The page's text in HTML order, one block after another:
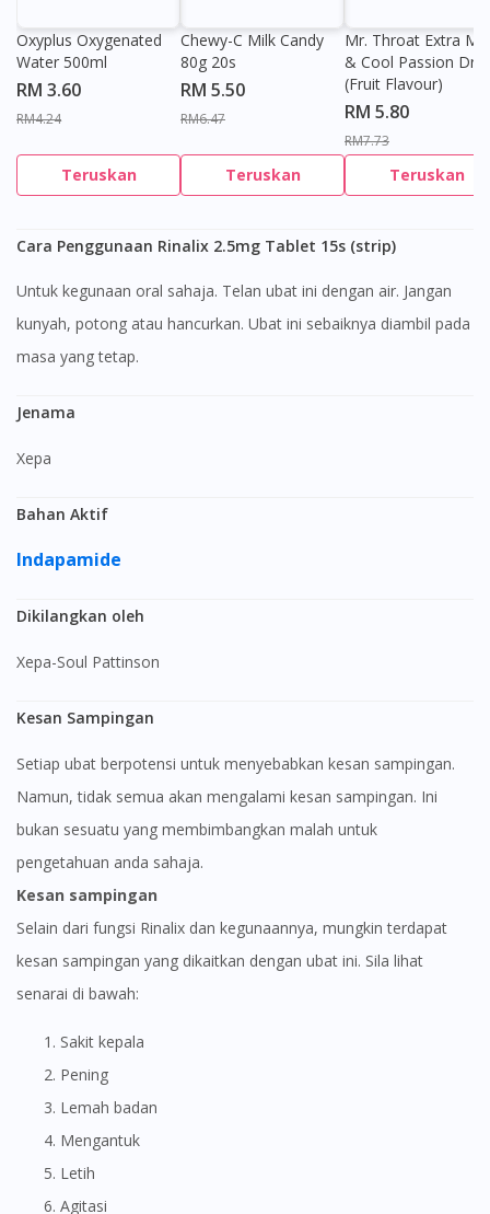
Oxyplus Oxygenated
Water 500ml
RM 3.60
RM4.24
Teruskan
Chewy-C Milk Candy
80g 20s
RM 5.50
RM6.47
Teruskan
Mr. Throat Extra
& Cool Passion
(Fruit Flavour)
RM 5.80
RM7.73
Teruskan
Cara Penggunaan Rinalix 2.5mg Tablet 15s (strip)
Untuk kegunaan oral sahaja. Telan ubat ini dengan air. Jangan
kunyah, potong atau hancurkan. Ubat ini sebaiknya diambil pada
masa yang tetap.
Jenama
Xepa
Bahan Aktif
Indapamide
Dikilangkan oleh
Xepa-Soul Pattinson
Kesan Sampingan
Setiap ubat berpotensi untuk menyebabkan kesan sampingan.
Namun, tidak semua akan mengalami kesan sampingan. Ini
bukan sesuatu yang membimbangkan malah untuk
pengetahuan anda sahaja.
Kesan sampingan
Selain dari fungsi Rinalix dan kegunaannya, mungkin terdapat
kesan sampingan yang dikaitkan dengan ubat ini. Sila lihat
senarai di bawah:
Sakit kepala
Pening
Lemah badan
Mengantuk
Letih
Agitasi